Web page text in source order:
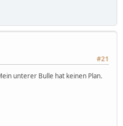
#21
unterer Bulle hat keinen Plan.